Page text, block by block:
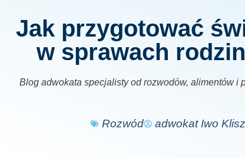
Jak przygotować
w sprawach
Blog adwokata specjalisty od rozwodów, alimentów i
Rozwód adwokat Iwo Klisz